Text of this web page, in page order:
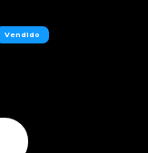
Vendido